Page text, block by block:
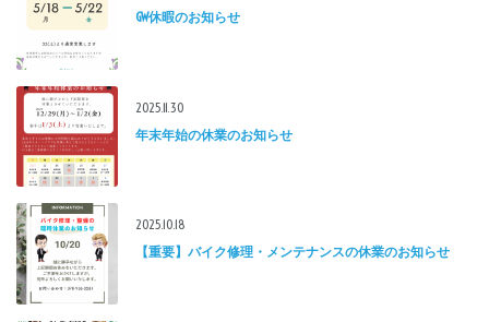
GW休暇のお知らせ
2025.11.30
年末年始の休業のお知らせ
2025.10.18
【重要】バイク修理・メンテナンスの休業のお知らせ